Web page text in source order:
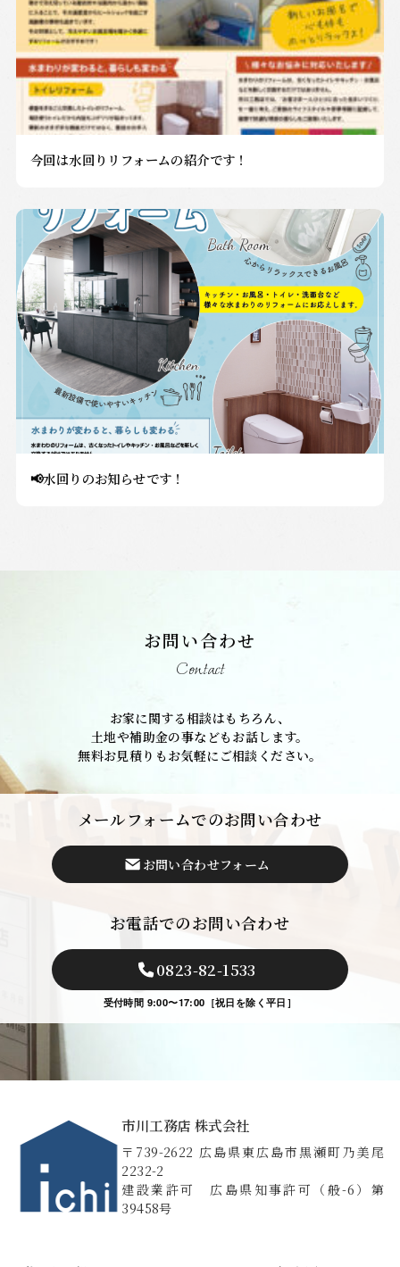
今回は水回りリフォームの紹介です！
📢水回りのお知らせです！
お問い合わせ
Contact
お家に関する相談はもちろん、
土地や補助金の事などもお話します。
無料お見積りもお気軽にご相談ください。
メールフォームでのお問い合わせ
お問い合わせフォーム
お電話でのお問い合わせ
0823-82-1533
受付時間 9:00〜17:00［祝日を除く平日］
市川工務店 株式会社
〒739-2622 広島県東広島市黒瀬町乃美尾
2232-2
建設業許可 広島県知事許可（般-6）第
39458号